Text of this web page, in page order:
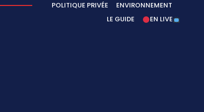
POLITIQUE PRIVÉE
ENVIRONNEMENT
LE GUIDE
EN LIVE